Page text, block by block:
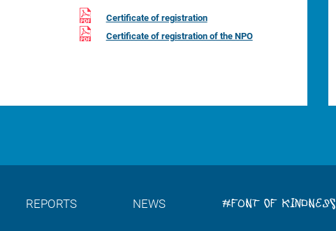
Certificate of registration
Certificate of registration of the NPO
REPORTS NEWS #FONT OF KINDNESS